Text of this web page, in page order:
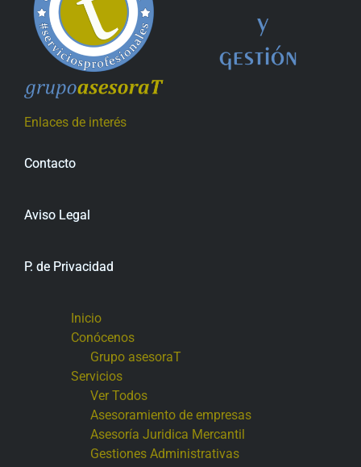
Enlaces de interés
Contacto
Aviso Legal
P. de Privacidad
Inicio
Conócenos
Grupo asesoraT
Servicios
Ver Todos
Asesoramiento de empresas
Asesoría Juridica Mercantil
Gestiones Administrativas